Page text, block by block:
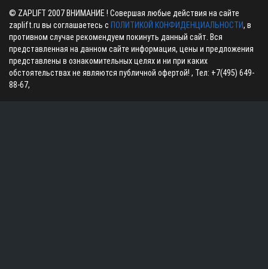
© ZAPLIFT 2007 ВНИМАНИЕ ! Совершая любые действия на сайте
zaplift.ru вы соглашаетесь с ПОЛИТИКОЙ КОНФИДЕНЦИАЛЬНОСТИ, в
противном случае рекомендуем покинуть данный сайт. Вся
представленная на данном сайте информация, цены и предложения
представлены в ознакомительных целях и ни при каких
обстоятельствах не являются публичной офертой! , Тел: +7(495) 649-
88-67,